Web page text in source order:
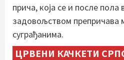
прича, која се и после пола
задовољством препричава
суграђанима.
ЦРВЕНИ КАЧКЕТИ